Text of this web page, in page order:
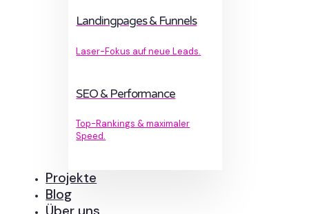
Landingpages & Funnels
Laser-Fokus auf neue Leads.
SEO & Performance
Top-Rankings & maximaler
Speed.
Projekte
Blog